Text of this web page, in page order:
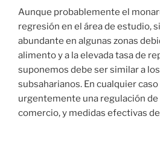
Aunque probablemente el
regresión en el área de estudio,
abundante en algunas zonas
alimento y a la elevada tasa de
suponemos debe ser similar a
subsaharianos. En cualquier
urgentemente una regulación de
comercio, y medidas efectivas